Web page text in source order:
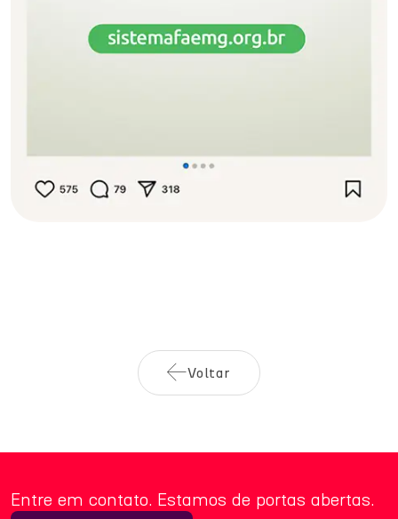
Voltar
Entre em contato. Estamos de portas abertas.